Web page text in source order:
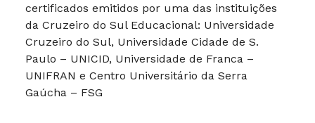
certificados emitidos por uma das instituições
da Cruzeiro do Sul Educacional: Universidade
Cruzeiro do Sul, Universidade Cidade de S.
Paulo – UNICID, Universidade de Franca –
UNIFRAN e Centro Universitário da Serra
Gaúcha – FSG